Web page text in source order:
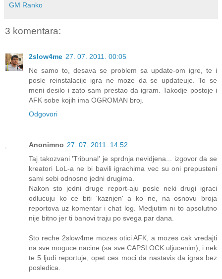
GM Ranko
3 komentara:
2slow4me 27. 07. 2011. 00:05
Ne samo to, desava se problem sa update-om igre, te i
posle reinstalacije igra ne moze da se updateuje. To se
meni desilo i zato sam prestao da igram. Takodje postoje i
AFK sobe kojih ima OGROMAN broj.
Odgovori
Anonimno 27. 07. 2011. 14:52
Taj takozvani 'Tribunal' je sprdnja nevidjena... izgovor da se
kreatori LoL-a ne bi bavili igrachima vec su oni prepusteni
sami sebi odnosno jedni drugima.
Nakon sto jedni druge report-aju posle neki drugi igraci
odlucuju ko ce biti 'kaznjen' a ko ne, na osnovu broja
reportova uz komentar i chat log. Medjutim ni to apsolutno
nije bitno jer ti banovi traju po svega par dana.
Sto reche 2slow4me mozes otici AFK, a mozes cak vredajti
na sve moguce nacine (sa sve CAPSLOCK uljucenim), i nek
te 5 ljudi reportuje, opet ces moci da nastavis da igras bez
posledica.